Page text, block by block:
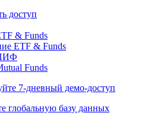
доступ
& Funds
ETF & Funds
Funds
7-дневный демо-доступ
глобальную базу данных